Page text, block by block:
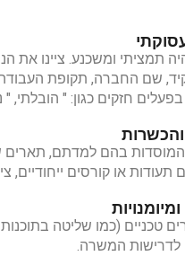
תמציתי ומשכנע. ציינו את
שם החברה, תקופת העבודה
חזקים כגון: " הובלתי, "
בהם למדתם, תארים
או קורסים ייחודיים,
טכניים (כמו שליטה
לדרישות המשרה.